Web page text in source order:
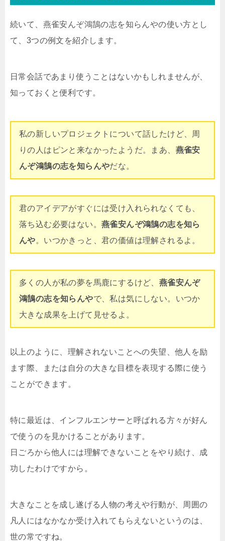
続いて、燕雀安んぞ鴻鵠の志を知らんやの使い方とし
て、3つの例文を紹介します。
日常会話であまり使うことはないかもしれませんが、
知っておくと便利です。
私の新しいプロジェクトについて話したけど、周
りの人はピンと来なかったようだ。まあ、 燕雀安
んぞ鴻鵠の志を知らんやだな。
君のアイデアがすぐには受け入れられなくても、
落ち込む必要はない。 燕雀安んぞ鴻鵠の志を知ら
んや。いつかきっと、君の価値は理解されるよ。
多くの人が私の夢を馬鹿にするけど、 燕雀安んぞ
鴻鵠の志を知らんやで、私は気にしない。いつか
大きな成果を上げて見せるよ。
以上のように、理解されないことへの失望、他人を励
ます際、または自分の大きな目標を表現する際に使う
ことができます。
特に最近は、インフルエンサーと呼ばれる方々が好ん
で使うのを見かけることがあります。
日ごろから他人には理解できないことをやり続け、成
功したわけですから。
大きなことを成し遂げる人物の考えや行動が、周囲の
凡人にはなかなか受け入れてもらえないというのは、
世の常ですね。